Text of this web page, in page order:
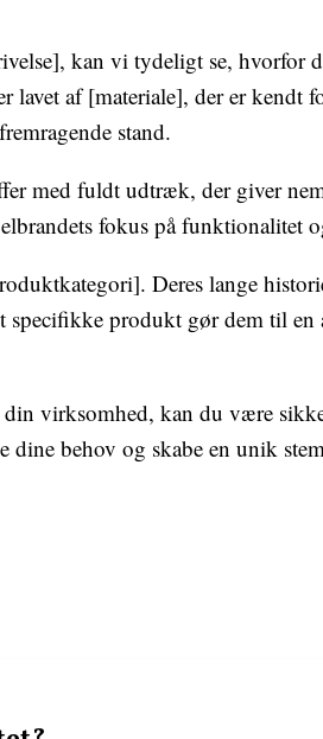
kan vi tydeligt se, hvorfor
af [materiale], der er kendt
stand.
med fuldt udtræk, der giver
fokus på funktionalitet
Deres lange
produkt gør dem til en
virksomhed, kan du være
dine behov og skabe en unik